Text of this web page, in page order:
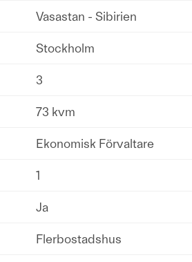
Vasastan - Sibirien
Stockholm
3
73 kvm
Ekonomisk Förvaltare
1
Ja
Flerbostadshus